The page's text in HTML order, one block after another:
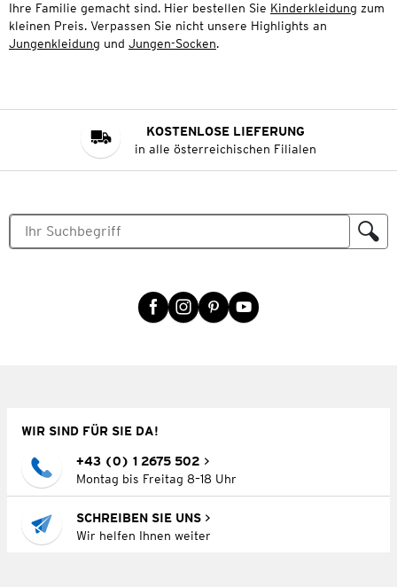
Ihre Familie gemacht sind. Hier bestellen Sie Kinderkleidung zum
kleinen Preis. Verpassen Sie nicht unsere Highlights an
Jungenkleidung und Jungen-Socken.
KOSTENLOSE LIEFERUNG
in alle österreichischen Filialen
WIR SIND FÜR SIE DA!
+43 (0) 1 2675 502
Montag bis Freitag 8–18 Uhr
SCHREIBEN SIE UNS
Wir helfen Ihnen weiter